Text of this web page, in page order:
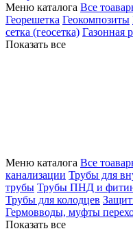
Меню каталога Все
Георешетка Геокомпозиты
сетка (геосетка) Газонная
Показать все
Меню каталога Все
канализации Трубы для
трубы Трубы ПНД и
Трубы для колодцев
Гермовводы, муфты
Показать все